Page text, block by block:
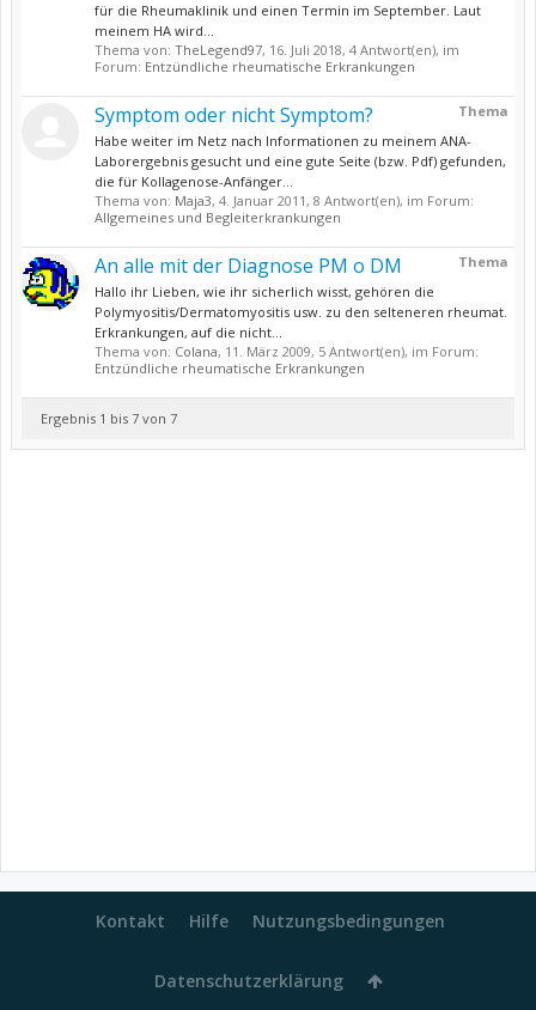
für die Rheumaklinik und einen Termin im September. Laut
meinem HA wird...
Thema von: TheLegend97, 16. Juli 2018, 4 Antwort(en), im
Forum: Entzündliche rheumatische Erkrankungen
Thema
Symptom oder nicht Symptom?
Habe weiter im Netz nach Informationen zu meinem ANA-
Laborergebnis gesucht und eine gute Seite (bzw. Pdf) gefunden,
die für Kollagenose-Anfänger...
Thema von: Maja3, 4. Januar 2011, 8 Antwort(en), im Forum:
Allgemeines und Begleiterkrankungen
Thema
An alle mit der Diagnose PM o DM
Hallo ihr Lieben, wie ihr sicherlich wisst, gehören die
Polymyositis/Dermatomyositis usw. zu den selteneren rheumat.
Erkrankungen, auf die nicht...
Thema von: Colana, 11. März 2009, 5 Antwort(en), im Forum:
Entzündliche rheumatische Erkrankungen
Ergebnis 1 bis 7 von 7
Kontakt Hilfe Nutzungsbedingungen
Datenschutzerklärung